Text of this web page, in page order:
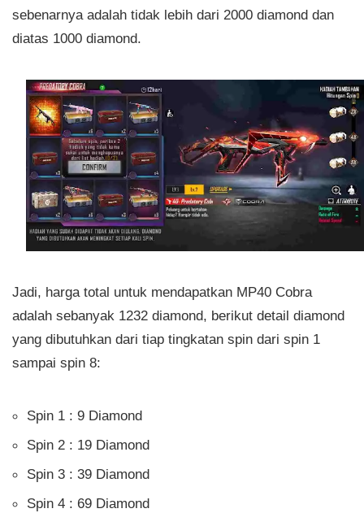
sebenarnya adalah tidak lebih dari 2000 diamond dan
diatas 1000 diamond.
Jadi, harga total untuk mendapatkan MP40 Cobra
adalah sebanyak 1232 diamond, berikut detail diamond
yang dibutuhkan dari tiap tingkatan spin dari spin 1
sampai spin 8:
Spin 1 : 9 Diamond
Spin 2 : 19 Diamond
Spin 3 : 39 Diamond
Spin 4 : 69 Diamond